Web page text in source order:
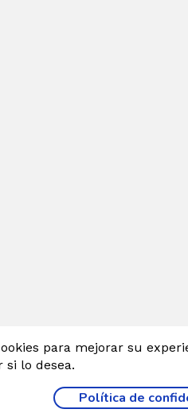
para mejorar su
lo desea.
Política de